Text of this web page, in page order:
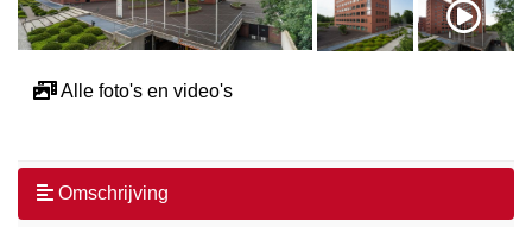
Alle foto's en video's
Omschrijving